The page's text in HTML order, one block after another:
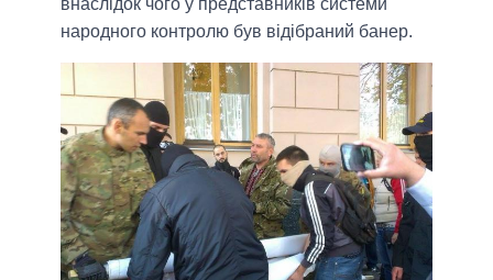
народного контролю був відібраний банер.